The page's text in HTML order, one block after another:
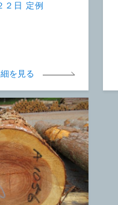
２日 定例
を見る